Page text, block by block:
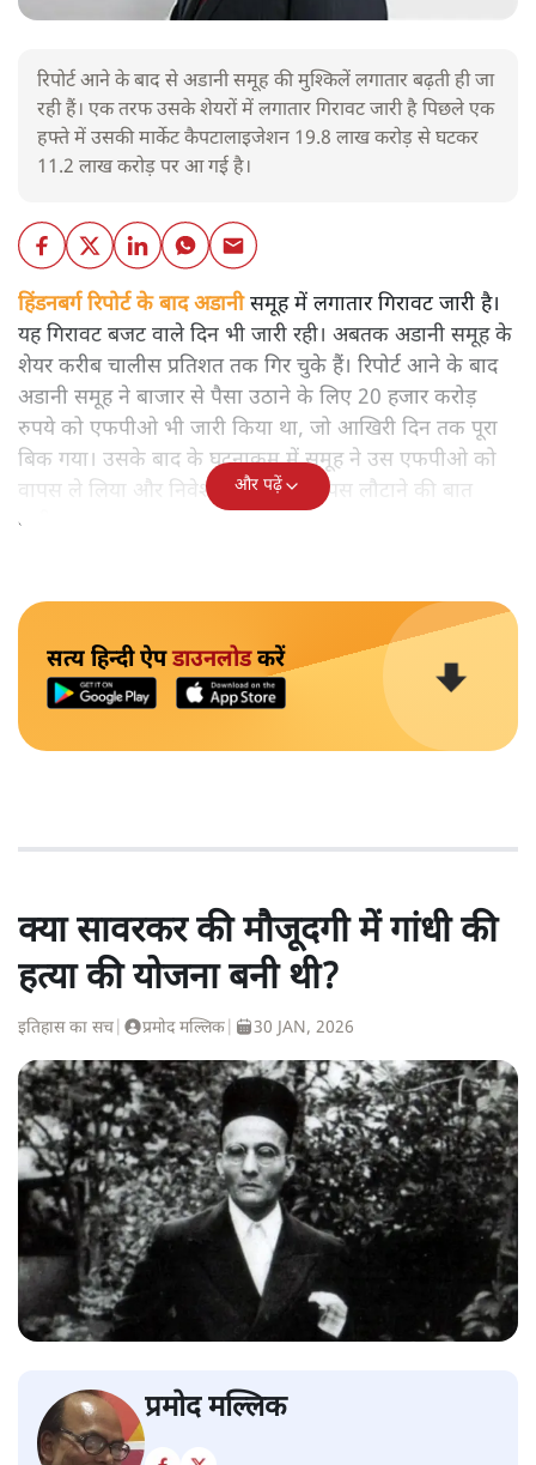
रिपोर्ट आने के बाद से अडानी समूह की मुश्किलें लगातार बढ़ती ही जा
रही हैं। एक तरफ उसके शेयरों में लगातार गिरावट जारी है पिछले एक
हफ्ते में उसकी मार्केट कैपटालाइजेशन 19.8 लाख करोड़ से घटकर
11.2 लाख करोड़ पर आ गई है।
हिंडनबर्ग रिपोर्ट के बाद अडानीसमूह में लगातार गिरावट जारी है।
यह गिरावट बजट वाले दिन भी जारी रही। अबतक अडानी समूह के
शेयर करीब चालीस प्रतिशत तक गिर चुके हैं। रिपोर्ट आने के बाद
अडानी समूह ने बाजार से पैसा उठाने के लिए 20 हजार करोड़
रुपये को एफपीओ भी जारी किया था, जो आखिरी दिन तक पूरा
बिक गया। उसके बाद के घटनाक्रम में समूह ने उस एफपीओ को
वापस ले लिया और निवेशकों का पैसा वापस लौटाने की बात
कही।
और पढ़ें
सत्य हिन्दी ऐपडाउनलोडकरें
क्या सावरकर की मौजूदगी में गांधी की
हत्या की योजना बनी थी?
इतिहास का सच प्रमोद मल्लिक 30 JAN, 2026
प्रमोद मल्लिक